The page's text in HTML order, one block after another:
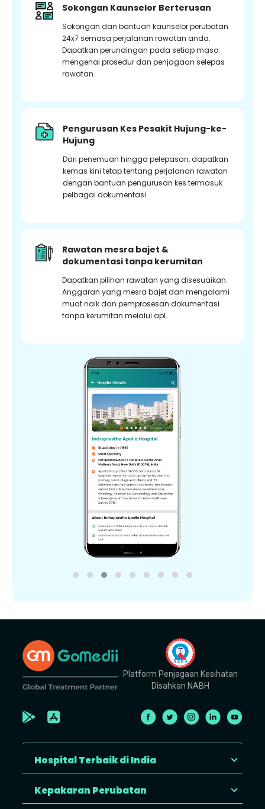
Sokongan Kaunselor Berterusan
Sokongan dan bantuan kaunselor perubatan
24x7 semasa perjalanan rawatan anda.
Dapatkan perundingan pada setiap masa
mengenai prosedur dan penjagaan selepas
rawatan.
Pengurusan Kes Pesakit Hujung-ke-
Hujung
Dari penemuan hingga pelepasan, dapatkan
kemas kini tetap tentang perjalanan rawatan
dengan bantuan pengurusan kes termasuk
pelbagai dokumentasi.
Rawatan mesra bajet &
dokumentasi tanpa kerumitan
Dapatkan pilihan rawatan yang disesuaikan.
Anggaran yang mesra bajet dan mengalami
muat naik dan pemprosesan dokumentasi
tanpa kerumitan melalui apl.
Platform Penjagaan Kesihatan
Disahkan NABH
Hospital Terbaik di India
Kepakaran Perubatan